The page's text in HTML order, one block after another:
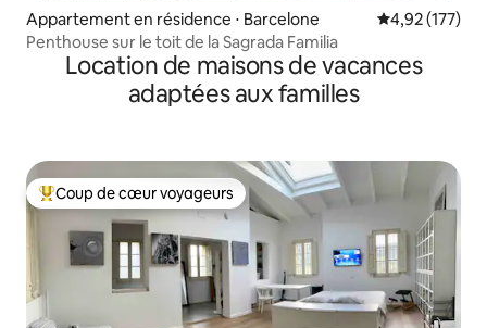
Appartement en résidence ⋅ Barcelone Évaluation
4,92 (177)
Penthouse sur le toit de la Sagrada Familia
Location de maisons de vacances
adaptées aux familles
Coups de cœur voyageurs les plus appréciés
Coup de cœur voyageurs